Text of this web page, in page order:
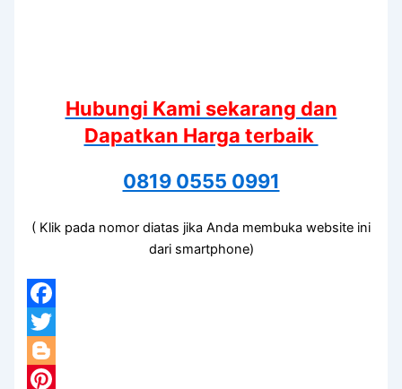
Hubungi Kami sekarang dan
Dapatkan Harga terbaik
0819 0555 0991
( Klik pada nomor diatas jika Anda membuka website ini
dari smartphone)
Facebook
Twitter
Blogger